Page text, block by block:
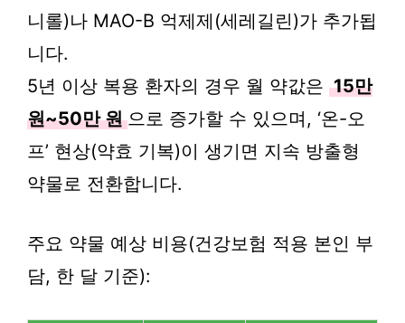
니롤)나 MAO-B 억제제(세레길린)가 추가됩
니다.
5년 이상 복용 환자의 경우 월 약값은 15만
원~50만 원 으로 증가할 수 있으며, ‘온-오
프’ 현상(약효 기복)이 생기면 지속 방출형
약물로 전환합니다.
주요 약물 예상 비용(건강보험 적용 본인 부
담, 한 달 기준):